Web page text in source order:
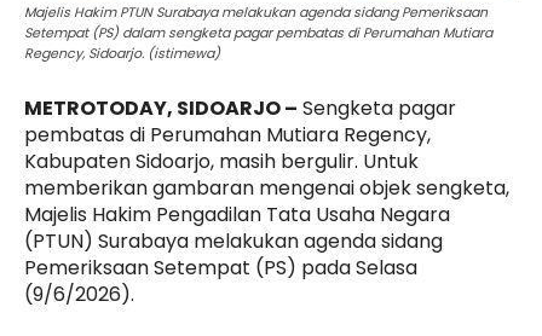
Majelis Hakim PTUN Surabaya melakukan agenda sidang Pemeriksaan
Setempat (PS) dalam sengketa pagar pembatas di Perumahan Mutiara
Regency, Sidoarjo. (istimewa)
METROTODAY, SIDOARJO – Sengketa pagar
pembatas di Perumahan Mutiara Regency,
Kabupaten Sidoarjo, masih bergulir. Untuk
memberikan gambaran mengenai objek sengketa,
Majelis Hakim Pengadilan Tata Usaha Negara
(PTUN) Surabaya melakukan agenda sidang
Pemeriksaan Setempat (PS) pada Selasa
(9/6/2026).